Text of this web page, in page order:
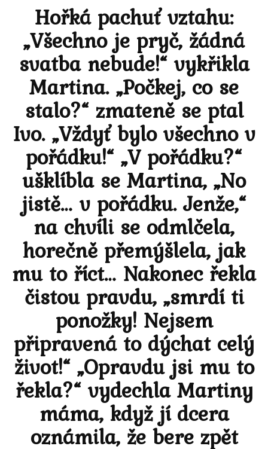
Hořká pachuť vztahu:
„Všechno je pryč, žádná
svatba nebude!“ vykřikla
Martina. „Počkej, co se
stalo?“ zmateně se ptal
Ivo. „Vždyť bylo všechno v
pořádku!“ „V pořádku?“
ušklíbla se Martina, „No
jistě… v pořádku. Jenže,“
na chvíli se odmlčela,
horečně přemýšlela, jak
mu to říct… Nakonec řekla
čistou pravdu, „smrdí ti
ponožky! Nejsem
připravená to dýchat celý
život!“ „Opravdu jsi mu to
řekla?“ vydechla Martiny
máma, když jí dcera
oznámila, že bere zpět